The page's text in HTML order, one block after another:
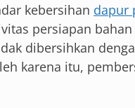
kebersihan dapur
persiapan
dibersihkan
karena itu,